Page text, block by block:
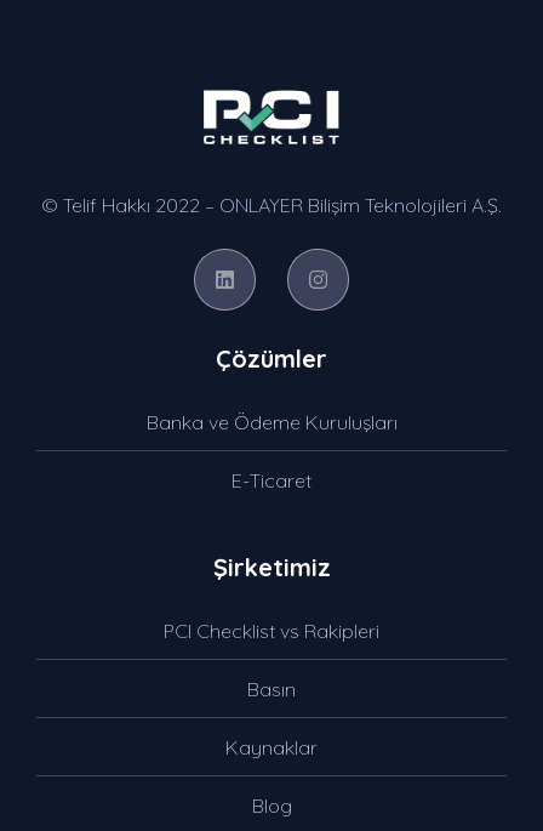
© Telif Hakkı 2022 – ONLAYER Bilişim Teknolojileri A.Ş.
Çözümler
Banka ve Ödeme Kuruluşları
E-Ticaret
Şirketimiz
PCI Checklist vs Rakipleri
Basın
Kaynaklar
Blog